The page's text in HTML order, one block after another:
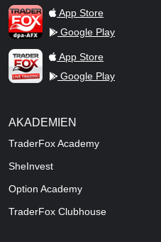
TraderFox dpa-AFX ProFeed
App Store
Google Play
TraderFox Live Trading
App Store
Google Play
AKADEMIEN
TraderFox Academy
SheInvest
Option Academy
TraderFox Clubhouse